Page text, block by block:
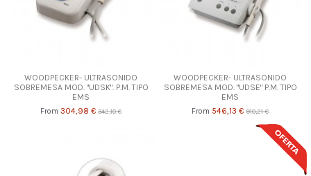
WOODPECKER- ULTRASONIDO
SOBREMESA MOD. "UDSK". P.M. TIPO
EMS
From 304,98 € 342,10 €
WOODPECKER- ULTRASONIDO
SOBREMESA MOD. "UDSE" P.M. TIPO
EMS
From 546,13 € 910,21 €